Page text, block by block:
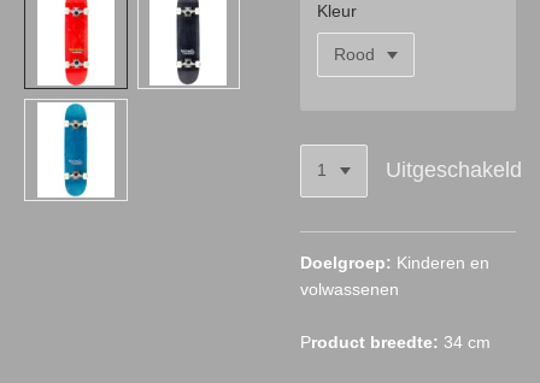
Kleur
Uitgeschakeld
Doelgroep: Kinderen en
volwassenen
Product breedte: 34 cm